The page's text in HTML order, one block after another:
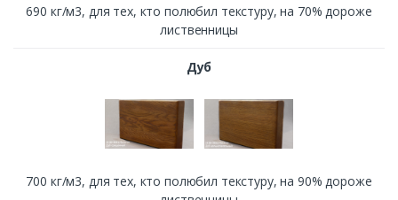
690 кг/м3, для тех, кто полюбил текстуру, на 70% дороже
лиственницы
Дуб
700 кг/м3, для тех, кто полюбил текстуру, на 90% дороже